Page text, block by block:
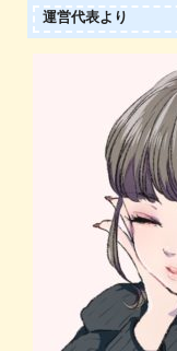
運営代表より